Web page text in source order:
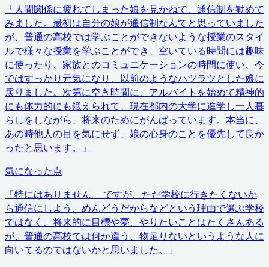
「人間関係に疲れてしまった娘を見かねて、通信制を勧めて
みました。最初は自分の娘が通信制なんてと思っていました
が、普通の高校では学ぶことができないような授業のスタイ
ルで様々な授業を学ぶことができ、空いている時間には趣味
に使ったり、家族とのコミュニケーションの時間に使い、今
ではすっかり元気になり、以前のようなハツラツとした娘に
戻りました。次第に空き時間に、アルバイトを始めて精神的
にも体力的にも鍛えられて、現在都内の大学に進学し一人暮
らしをしながら、将来のためにがんばっています。本当に、
あの時他人の目を気にせず、娘の心身のことを優先して良か
ったと思います。
」
気になった点
「特にはありません。 ですが、ただ学校に行きたくないか
ら通信にしよう、めんどうだからなどという理由で選ぶ学校
ではなく、将来的に目標や夢、やりたいことはたくさんある
が、普通の高校では何か違う、物足りないというような人に
向いてるのではないかと思いました。
」